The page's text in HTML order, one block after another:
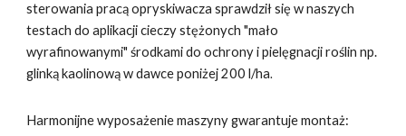
sterowania pracą opryskiwacza sprawdził się w naszych
testach do aplikacji cieczy stężonych "mało
wyrafinowanymi" środkami do ochrony i pielęgnacji roślin np.
glinką kaolinową w dawce poniżej 200 l/ha.
Harmonijne wyposażenie maszyny gwarantuje montaż: